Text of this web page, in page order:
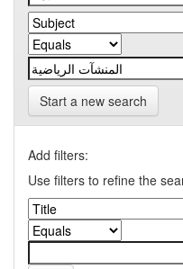
Start a new search
Add filters:
Use filters to refine the